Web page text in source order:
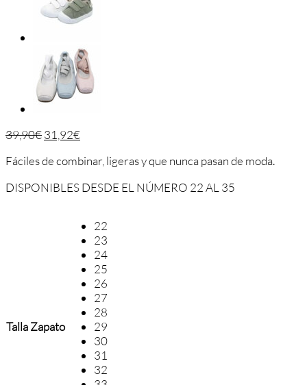
39,90€31,92€
Fáciles de combinar, ligeras y que nunca pasan de moda.
DISPONIBLES DESDE EL NÚMERO 22 AL 35
Talla Zapato
22
23
24
25
26
27
28
29
30
31
32